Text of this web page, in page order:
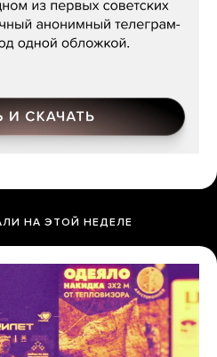
НА ЭТОЙ НЕДЕЛЕ